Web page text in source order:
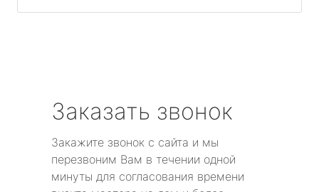
Заказать звонок
Закажите звонок с сайта и мы
перезвоним Вам в течении одной
минуты для согласования времени